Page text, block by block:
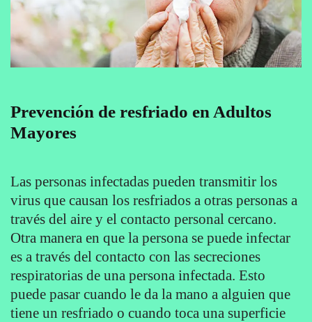
Prevención de resfriado en Adultos
Mayores
Las personas infectadas pueden transmitir los
virus que causan los resfriados a otras personas a
través del aire y el contacto personal cercano.
Otra manera en que la persona se puede infectar
es a través del contacto con las secreciones
respiratorias de una persona infectada. Esto
puede pasar cuando le da la mano a alguien que
tiene un resfriado o cuando toca una superficie